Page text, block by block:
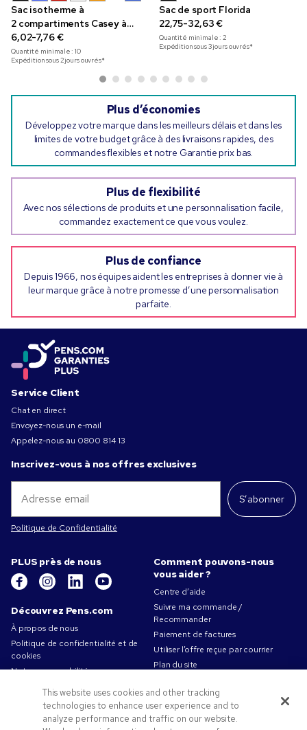
Sac isotherme à
2 compartiments Casey à
impression en couleur
6,02-7,76 €
Quantité minimale :10
Expédition sous 2 jours ouvrés*
Sac de sport Florida
22,75-32,63 €
Quantité minimale :2
Expédition sous 3 jours ouvrés*
Plus d’économies
Développez votre marque dans les meilleurs délais et dans les
limites de votre budget grâce à des livraisons rapides, des
commandes flexibles et notre Garantie prix bas.
Plus de flexibilité
Avec nos sélections de produits et une personnalisation facile,
commandez exactement ce que vous voulez.
Plus de confiance
Depuis 1966, nos équipes aident les entreprises à donner vie à
leur marque grâce à notre promesse d’une personnalisation
parfaite.
Service Client
Chat en direct
Envoyez-nous un e-mail
Appelez-nous au 0800 814 13
Inscrivez-vous à nos offres exclusives
S’abonner
Politique de Confidentialité
PLUS près de nous
Découvrez Pens.com
À propos de nous
Politique de confidentialité et de
cookies
Notre responsabilité
Conditions d'utilisation
Conditions générales de vente
Travailler chez Pens.com
Comment pouvons-nous
vous aider ?
Centre d’aide
Suivre ma commande /
Recommander
Paiement de factures
Utiliser l’offre reçue par courrier
Plan du site
This website uses cookies and other tracking
technologies to enhance user experience and to
analyze performance and traffic on our website.